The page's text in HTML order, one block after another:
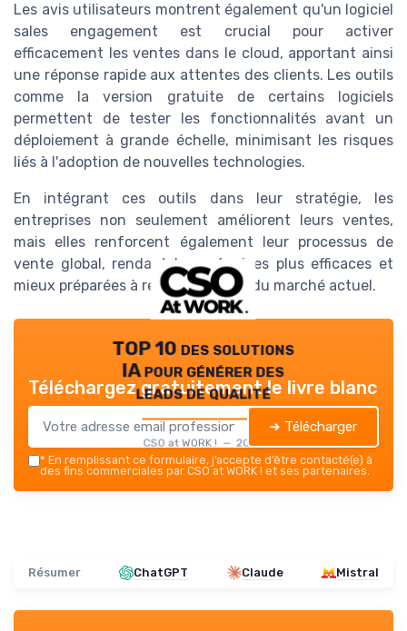
Les avis utilisateurs montrent également qu'un logiciel
sales engagement est crucial pour activer
efficacement les ventes dans le cloud, apportant ainsi
une réponse rapide aux attentes des clients. Les outils
comme la version gratuite de certains logiciels
permettent de tester les fonctionnalités avant un
déploiement à grande échelle, minimisant les risques
liés à l'adoption de nouvelles technologies.
En intégrant ces outils dans leur stratégie, les
entreprises non seulement améliorent leurs ventes,
mais elles renforcent également leur processus de
vente global, rendant leurs équipes plus efficaces et
mieux préparées à relever les défis du marché actuel.
TOP 10 des solutions
IA pour générer des
leads de qualité
CSO at WORK ! — 2026
Téléchargez gratuitement le livre blanc
➔ Télécharger
* En remplissant ce formulaire, j’accepte d’être contacté(e) à
des fins commerciales par CSO at WORK ! et ses partenaires.
Résumer ChatGPT Claude Mistral